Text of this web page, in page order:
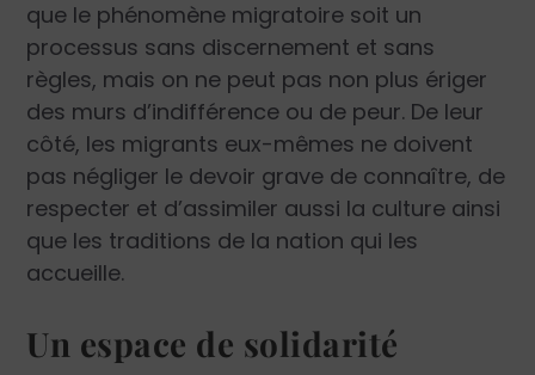
que le phénomène migratoire soit un
processus sans discernement et sans
règles, mais on ne peut pas non plus ériger
des murs d’indifférence ou de peur. De leur
côté, les migrants eux-mêmes ne doivent
pas négliger le devoir grave de connaître, de
respecter et d’assimiler aussi la culture ainsi
que les traditions de la nation qui les
accueille.
Un espace de solidarité